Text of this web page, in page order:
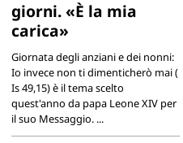
giorni. «È la mia
carica»
Giornata degli anziani e dei nonni:
Io invece non ti dimenticherò mai (
Is 49,15) è il tema scelto
quest'anno da papa Leone XIV per
il suo Messaggio. ...